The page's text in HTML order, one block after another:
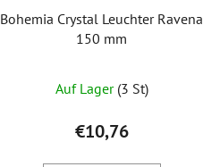
Bohemia Crystal Leuchter Ravena
150 mm
Auf Lager (3 St)
€10,76